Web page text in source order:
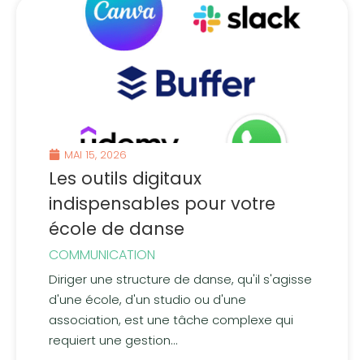
MAI 15, 2026
Les outils digitaux
indispensables pour votre
école de danse
COMMUNICATION
Diriger une structure de danse, qu'il s'agisse
d'une école, d'un studio ou d'une
association, est une tâche complexe qui
requiert une gestion...